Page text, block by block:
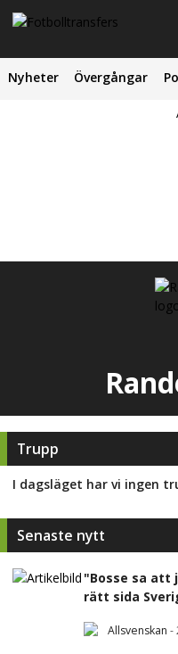
Nyheter Övergångar
Trupp
I dagsläget har vi ingen
Senaste nytt
"Bosse sa att
rätt sida
Allsvenskan -